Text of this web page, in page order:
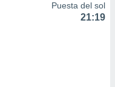
Puesta del sol
21:19